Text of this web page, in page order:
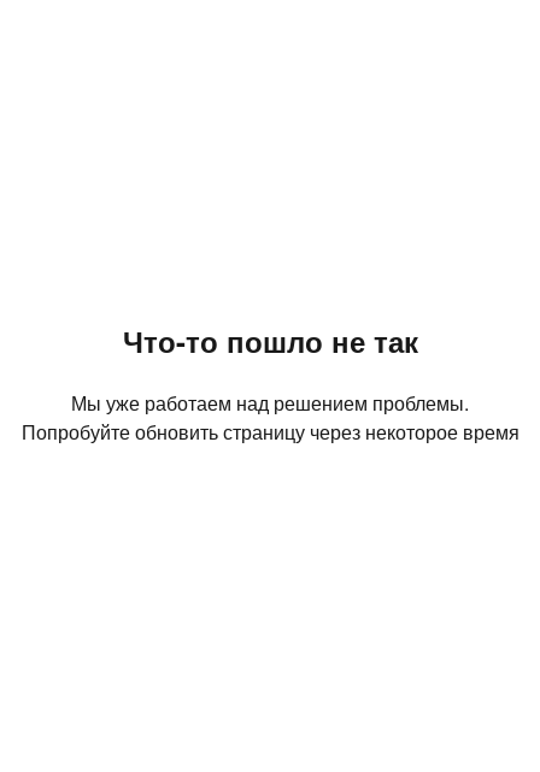
Что-то пошло не так
Мы уже работаем над решением проблемы.
Попробуйте обновить страницу через некоторое время